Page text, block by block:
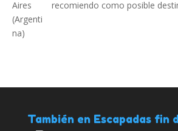
recomiendo como posible
También en Escapadas fin